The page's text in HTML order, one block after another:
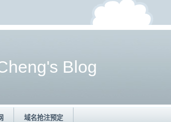
Blog
域名抢注预定